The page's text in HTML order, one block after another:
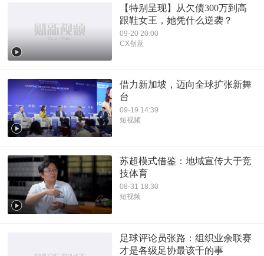
【特别呈现】从欠债300万到高
跟鞋女王，她凭什么逆袭？
09-20 20:00
CX创意
借力新加坡，迈向全球扩张新舞
台
09-19 14:39
短视频
苏超模式借鉴：地域宣传大于竞
技体育
08-31 18:30
短视频
足球评论员张路：组织业余联赛
才是各级足协最该干的事